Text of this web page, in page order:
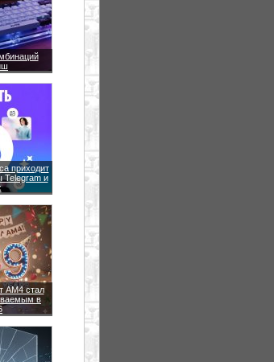
приходит
Telegram и
AM4 стал
в